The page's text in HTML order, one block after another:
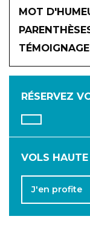
MOT
RÉSERVEZ
VOLS
J'en profite
JANVIER
AVRIL
JUILLET
OCTOBRE